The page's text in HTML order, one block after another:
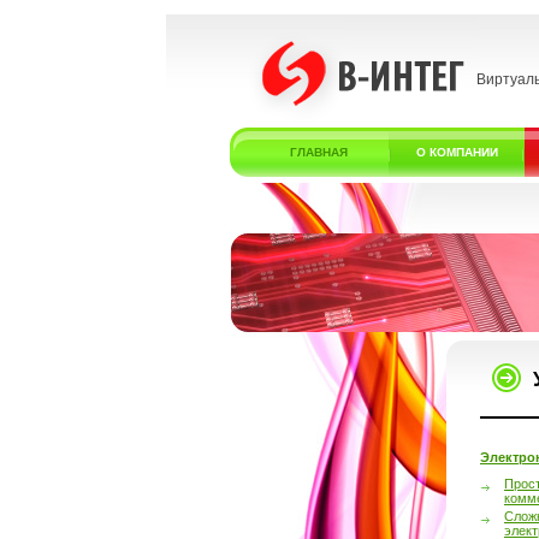
ГЛАВНАЯ О КОМПАНИИ